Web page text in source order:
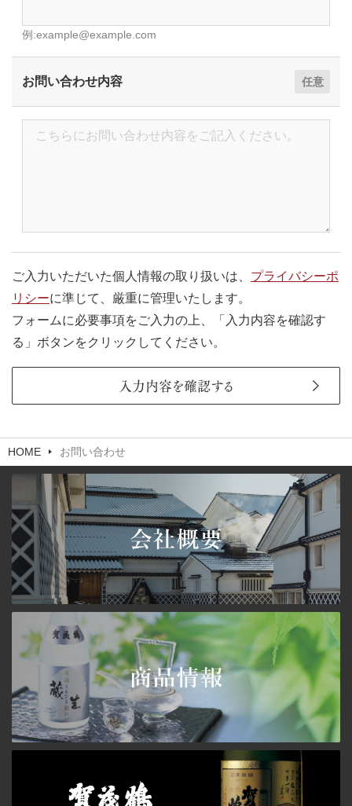
例:example@example.com
お問い合わせ内容
ご入力いただいた個人情報の取り扱いは、 プライバシーポ
リシーに準じて、厳重に管理いたします。
フォームに必要事項をご入力の上、「入力内容を確認す
る」ボタンをクリックしてください。
入力内容を確認する
HOME お問い合わせ